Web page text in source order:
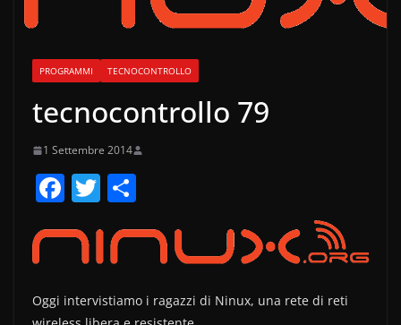
PROGRAMMI TECNOCONTROLLO
tecnocontrollo 79
1 Settembre 2014
F
c
b
T
itt
er
n
di
vi
Oggi intervistiamo i ragazzi di Ninux, una rete di reti